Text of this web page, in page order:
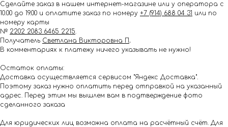
Сделайте заказ в нашем интернет-магазине или у оператора с
10.00 до 19.00 и оплатите заказ по номеру +7 (914) 688 04 31 или по
номеру карты
№ 2202 2083 6465 2215.
Получатель Светлана Викторовна П .
В комментариях к платежу ничего указывать не нужно!
Остаток оплаты:
Доставка осуществляется сервисом "Яндекс Доставка".
Поэтому заказ нужно оплатить перед отправкой на указанный
адрес. Перед этим мы вышлем вам в подтверждение фото
сделанного заказа
Для юридических лиц возможна оплата на расчётный счёт. Для